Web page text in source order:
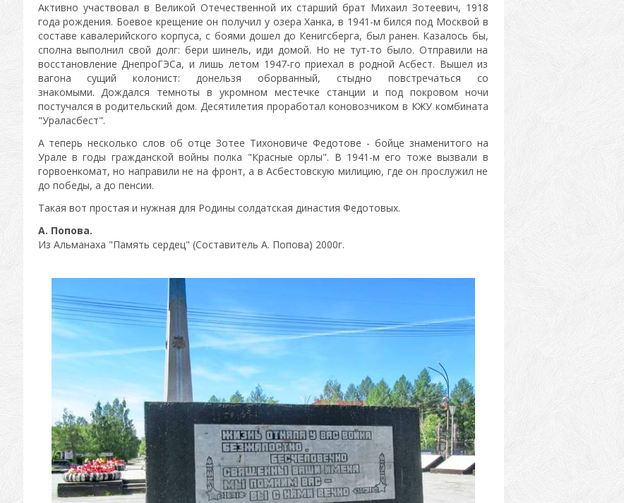
Активно участвовал в Великой Отечественной их старший брат Михаил Зотеевич, 1918
года рождения. Боевое крещение он получил у озера Ханка, в 1941-м бился под Москвой в
составе кавалерийского корпуса, с боями дошел до Кенигсберга, был ранен. Казалось бы,
сполна выполнил свой долг: бери шинель, иди домой. Но не тут-то было. Отправили на
восстановление ДнепроГЭСа, и лишь летом 1947-го приехал в родной Асбест. Вышел из
вагона сущий колонист: донельзя оборванный, стыдно повстречаться со
знакомыми. Дождался темноты в укромном местечке станции и под покровом ночи
постучался в родительский дом. Десятилетия проработал коновозчиком в КЖУ комбината
"Ураласбест".
А теперь несколько слов об отце Зотее Тихоновиче Федотове - бойце знаменитого на
Урале в годы гражданской войны полка "Красные орлы". В 1941-м его тоже вызвали в
горвоенкомат, но направили не на фронт, а в Асбестовскую милицию, где он прослужил не
до победы, а до пенсии.
Такая вот простая и нужная для Родины солдатская династия Федотовых.
А. Попова.
Из Альманаха "Память сердец" (Составитель А. Попова) 2000г.